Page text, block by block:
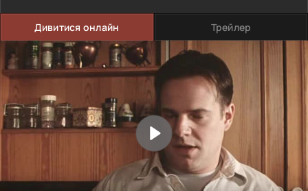
Дивитися онлайн Трейлер